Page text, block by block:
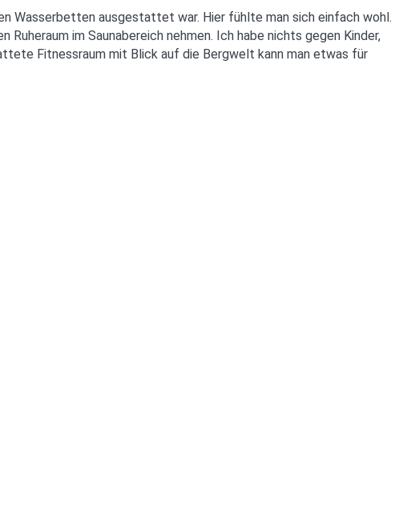
Wasserbetten ausgestattet war. Hier fühlte man sich einfach wohl.
im Saunabereich nehmen. Ich habe nichts gegen Kinder,
Fitnessraum mit Blick auf die Bergwelt kann man etwas für